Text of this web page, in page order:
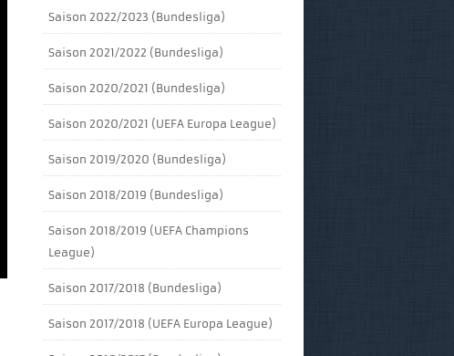
Saison 2022/2023 (Bundesliga)
Saison 2021/2022 (Bundesliga)
Saison 2020/2021 (Bundesliga)
Saison 2020/2021 (UEFA Europa League)
Saison 2019/2020 (Bundesliga)
Saison 2018/2019 (Bundesliga)
Saison 2018/2019 (UEFA Champions
League)
Saison 2017/2018 (Bundesliga)
Saison 2017/2018 (UEFA Europa League)